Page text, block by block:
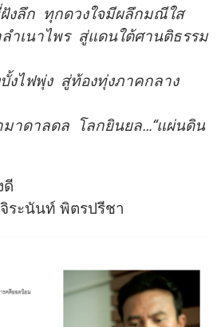
งลึก ทุกดวงใจมีผลึกมณีใส
ำเนาไพร สู่แดนใต้ศานติธรรม
งไฟพุ่ง สู่ท้องทุ่งภาคกลาง
มาดาลดล โลกยินยล…“แผ่นดิน
ดี
ระนันท์ พิตรปรีชา